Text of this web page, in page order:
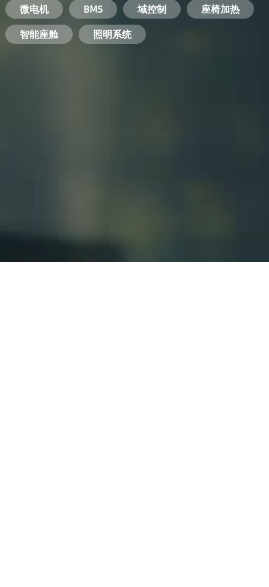
微电机 BMS 域控制
座椅加热
智能座舱
照明系统
电池管理系统
储能逆变器
工业电焊机 变频器
电机驱动
安防摄像头
开关电源 手机充电器
服务器电源
PC电源
电脑 手机 基站 机顶盒
智能农业 智能医疗
智能交通
智能家居